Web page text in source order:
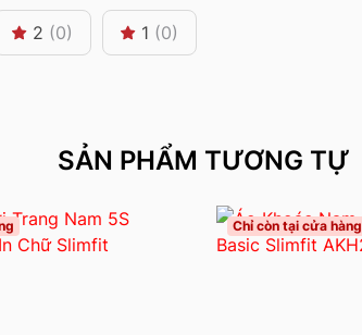
2 (0) 1 (0)
SẢN PHẨM TƯƠNG TỰ
Chỉ còn tại cửa hàng